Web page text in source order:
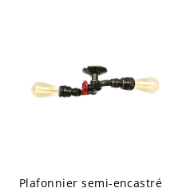
Plafonnier semi-encastré